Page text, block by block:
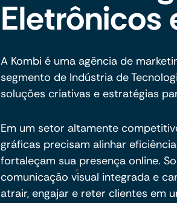
Eletrônicos
A Kombi é uma agência de
segmento de Indústria de
soluções criativas e estratégias
Em um setor altamente
gráficas precisam alinhar
fortaleçam sua presença online.
comunicação visual integrada e
atrair, engajar e reter clientes em